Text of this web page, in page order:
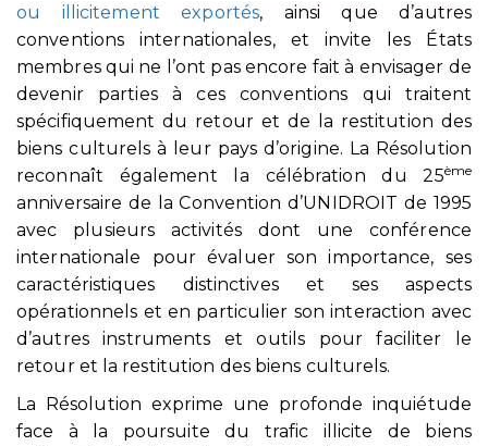
ou illicitement exportés, ainsi que d’autres
conventions internationales, et invite les États
membres qui ne l’ont pas encore fait à envisager de
devenir parties à ces conventions qui traitent
spécifiquement du retour et de la restitution des
biens culturels à leur pays d’origine. La Résolution
reconnaît également la célébration du 25ème
anniversaire de la Convention d’UNIDROIT de 1995
avec plusieurs activités dont une conférence
internationale pour évaluer son importance, ses
caractéristiques distinctives et ses aspects
opérationnels et en particulier son interaction avec
d’autres instruments et outils pour faciliter le
retour et la restitution des biens culturels.
La Résolution exprime une profonde inquiétude
face à la poursuite du trafic illicite de biens